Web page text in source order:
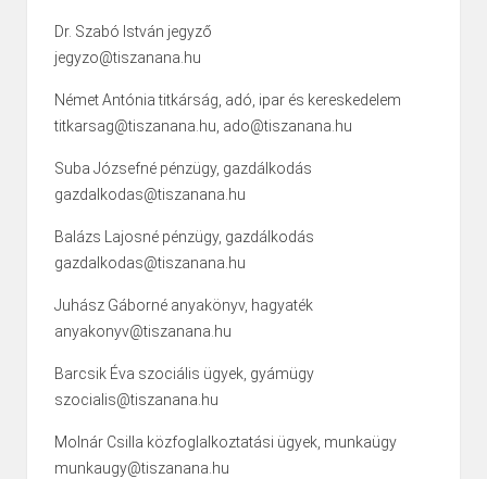
Dr. Szabó István jegyző
jegyzo@tiszanana.hu
Német Antónia titkárság, adó, ipar és kereskedelem
titkarsag@tiszanana.hu, ado@tiszanana.hu
Suba Józsefné pénzügy, gazdálkodás
gazdalkodas@tiszanana.hu
Balázs Lajosné pénzügy, gazdálkodás
gazdalkodas@tiszanana.hu
Juhász Gáborné anyakönyv, hagyaték
anyakonyv@tiszanana.hu
Barcsik Éva szociális ügyek, gyámügy
szocialis@tiszanana.hu
Molnár Csilla közfoglalkoztatási ügyek, munkaügy
munkaugy@tiszanana.hu